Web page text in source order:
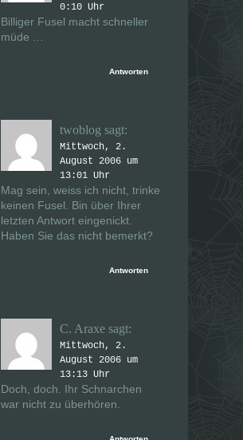
0:10 Uhr
Billiger Fusel macht schneller
müde …
Antworten
twoblog sagt:
Mittwoch, 2.
August 2006 um
13:01 Uhr
Mag sein, weiss ich nicht, trinke
keinen Fusel. Bin über Ihrer
letzten Antwort eingenickt.
Haben Sie das nicht bemerkt?
Antworten
C. Araxe sagt:
Mittwoch, 2.
August 2006 um
13:13 Uhr
Doch, doch. Ihr Schnarchen
war nicht zu überhören.